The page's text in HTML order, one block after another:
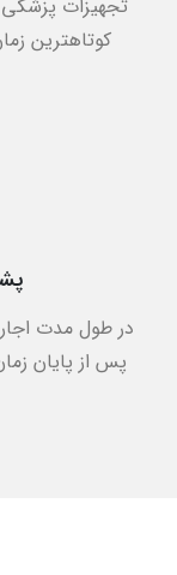
تجهیزات
کوتاهترین
در طول مدت
پس از پایان